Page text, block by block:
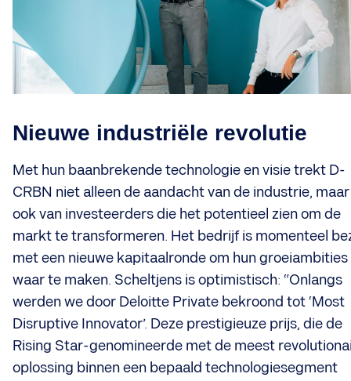
Nieuwe industriële revolutie
Met hun baanbrekende technologie en visie trekt D-
CRBN niet alleen de aandacht van de industrie, maar
ook van investeerders die het potentieel zien om de
markt te transformeren. Het bedrijf is momenteel
met een nieuwe kapitaalronde om hun groeiambities
waar te maken. Scheltjens is optimistisch: “Onlangs
werden we door Deloitte Private bekroond tot ‘Most
Disruptive Innovator’. Deze prestigieuze prijs, die de
Rising Star-genomineerde met de meest
oplossing binnen een bepaald technologiesegment